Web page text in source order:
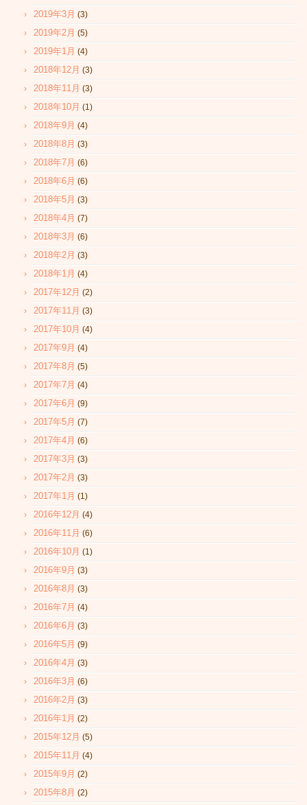
2019年3月 (3)
2019年2月 (5)
2019年1月 (4)
2018年12月 (3)
2018年11月 (3)
2018年10月 (1)
2018年9月 (4)
2018年8月 (3)
2018年7月 (6)
2018年6月 (6)
2018年5月 (3)
2018年4月 (7)
2018年3月 (6)
2018年2月 (3)
2018年1月 (4)
2017年12月 (2)
2017年11月 (3)
2017年10月 (4)
2017年9月 (4)
2017年8月 (5)
2017年7月 (4)
2017年6月 (9)
2017年5月 (7)
2017年4月 (6)
2017年3月 (3)
2017年2月 (3)
2017年1月 (1)
2016年12月 (4)
2016年11月 (6)
2016年10月 (1)
2016年9月 (3)
2016年8月 (3)
2016年7月 (4)
2016年6月 (3)
2016年5月 (9)
2016年4月 (3)
2016年3月 (6)
2016年2月 (3)
2016年1月 (2)
2015年12月 (5)
2015年11月 (4)
2015年9月 (2)
2015年8月 (2)